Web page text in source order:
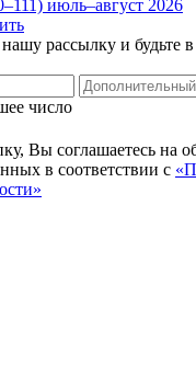
июль–август 2026
рассылку и будьте в
число
Вы соглашаетесь на
в соответствии с